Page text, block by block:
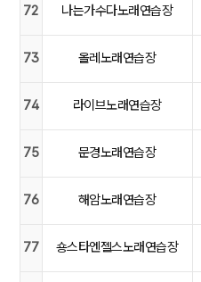
72 나는가수다노래연습장
73 올레노래연습장
74 라이브노래연습장
75 문경노래연습장
76 해암노래연습장
77 숑스타엔젤스노래연습장